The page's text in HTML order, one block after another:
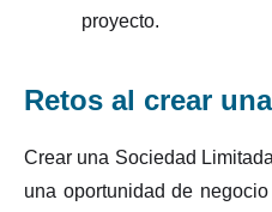
proyecto.
Retos al crear
Crear una Sociedad
una oportunidad de